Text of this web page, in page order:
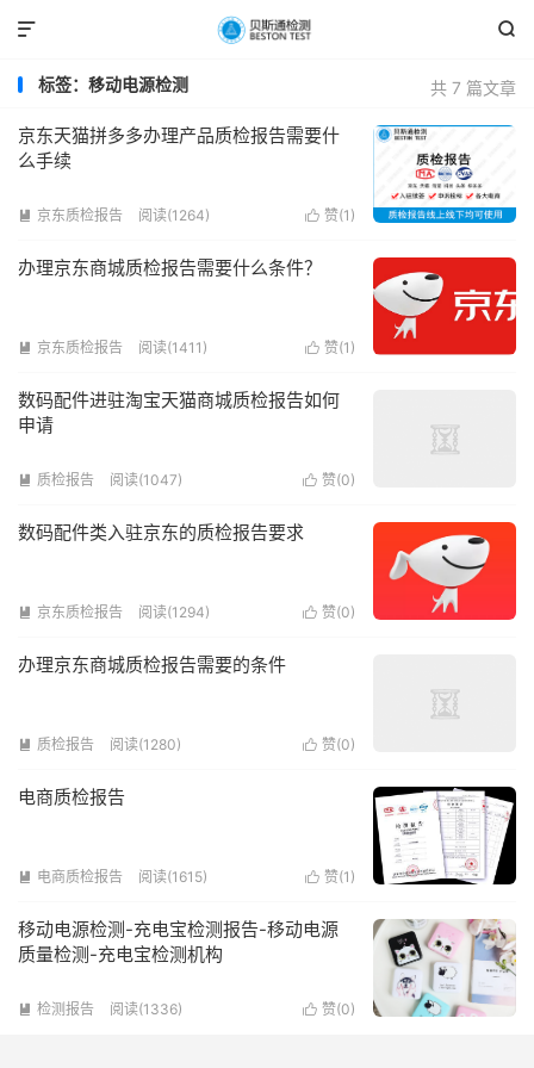


共 7 篇文章
标签：移动电源检测
京东天猫拼多多办理产品质检报告需要什
么手续
 赞(1 )
 京东质检报告 阅读(1264)
办理京东商城质检报告需要什么条件？
 赞(1 )
 京东质检报告 阅读(1411)
数码配件进驻淘宝天猫商城质检报告如何
申请
 赞(0)
 质检报告 阅读(1047)
数码配件类入驻京东的质检报告要求
 赞(0)
 京东质检报告 阅读(1294)
办理京东商城质检报告需要的条件
 赞(0)
 质检报告 阅读(1280)
电商质检报告
 赞(1 )
 电商质检报告 阅读(1615)
移动电源检测-充电宝检测报告-移动电源
质量检测-充电宝检测机构
 赞(0)
 检测报告 阅读(1336)